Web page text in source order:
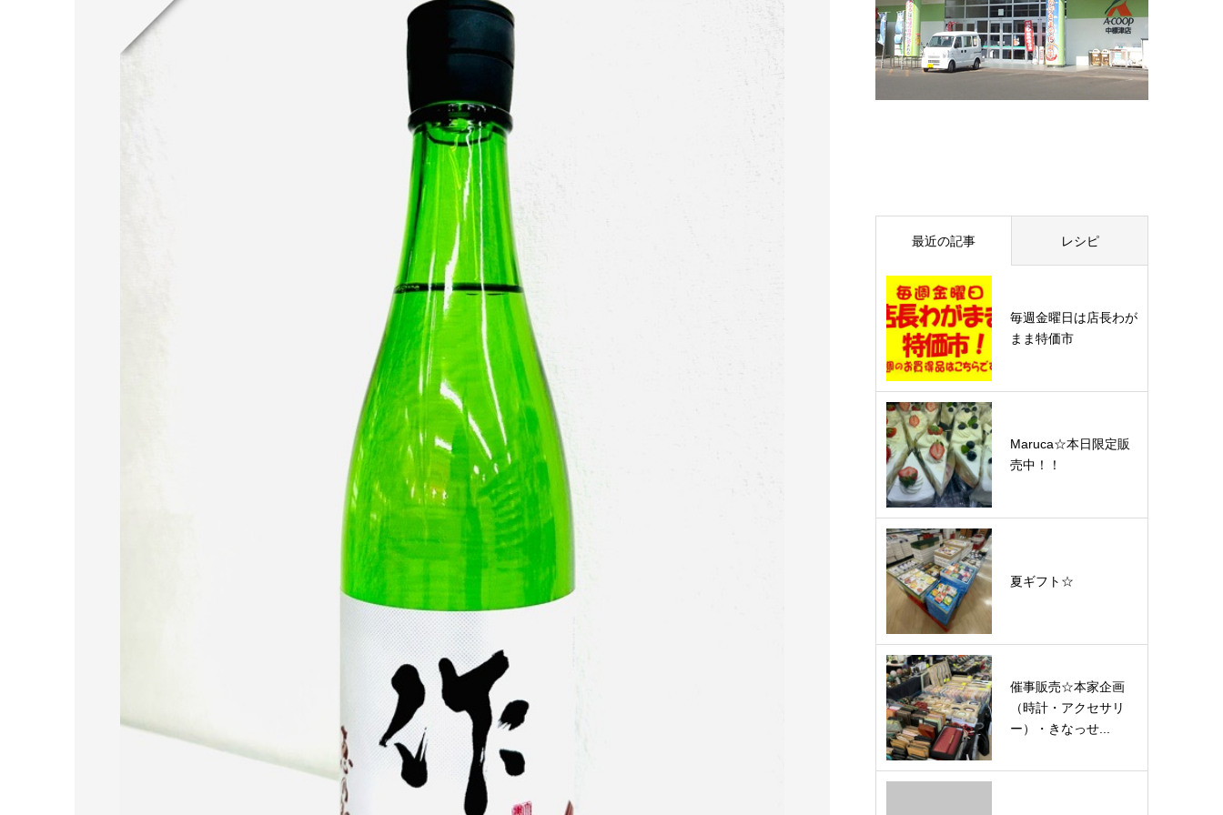
最近の記事 レシピ
毎週金曜日は店長わが
まま特価市
Maruca☆本日限定販
売中！！
夏ギフト☆
催事販売☆本家企画
（時計・アクセサリ
ー）・きなっせ...